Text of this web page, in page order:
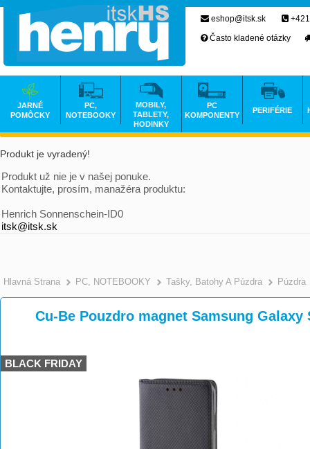
Produkt je vyradený!
Produkt už nie je v našej ponuke.
Kontaktujte, prosím, manažéra produktu:
Henrich Sonnenschein-ID0
itsk@itsk.sk
Hlavná Strana >
PC, NOTEBOOKY >
Tašky, Batohy A Púzdra Púzdra
Cu-Be Pouzdro magnet Samsung Galaxy
BLACK FRIDAY
eshop@itsk.sk
Často kladené otázky
JARNÉ
POMÔCKY
PC,
NOTEBOOKY
MOBILY,
TABLETY,
HODINKY
PC
KOMPONENTY
PERIFÉRIE